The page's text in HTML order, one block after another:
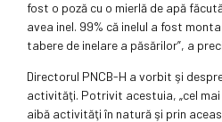
fost o poză cu o mierlă de apă
avea inel. 99% că inelul a fost
tabere de inelare a păsărilor”, a
Directorul PNCB-H a vorbit şi
activităţi. Potrivit acestuia, „cel
aibă activităţi în natură şi prin